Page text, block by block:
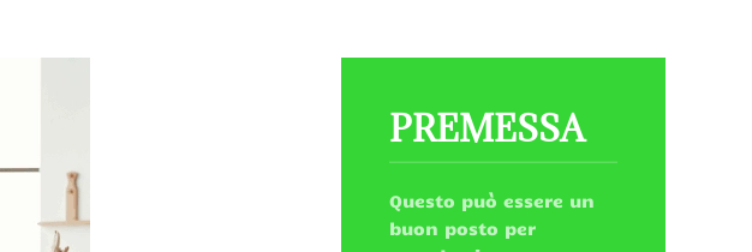
PREMESSA
Questo può essere un
buon posto per